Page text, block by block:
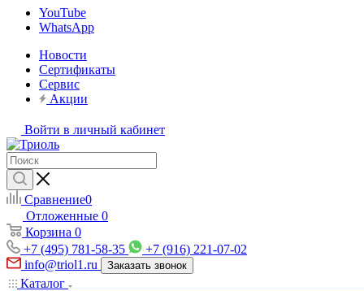
YouTube
WhatsApp
Новости
Сертификаты
Сервис
Акции
Войти в личный кабинет
Сравнение0
Отложенные 0
Корзина 0
+7 (495) 781-58-35
+7 (916) 221-07-02
info@triol1.ru
Заказать звонок
Каталог